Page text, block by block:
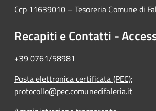
Ccp 11639010 – Tesoreria Comune di
Recapiti e Contatti -
+39 0761/58981
Posta elettronica certificata (PEC):
protocollo@pec.comunedifaleria.it